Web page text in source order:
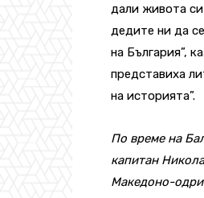
дали живота
дедите ни да
на България”,
представиха
на историята”.
По време на
капитан
Македоно-